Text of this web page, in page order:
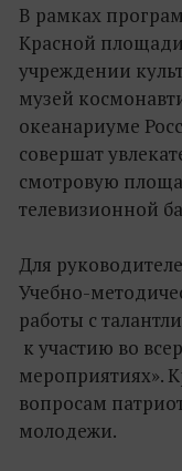
В рамках
Красной
учреждении
музей
океанариуме
совершат
смотровую
телевизионной
Для
Учебно-
работы с
к участию во
мероприятиях».
вопросам
молодежи.